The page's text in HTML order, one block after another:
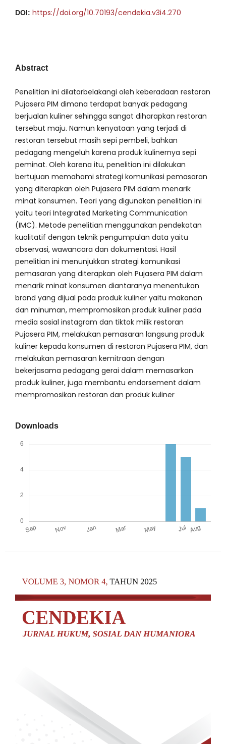
DOI: https://doi.org/10.70193/cendekia.v3i4.270
Abstract
Penelitian ini dilatarbelakangi oleh keberadaan restoran
Pujasera PIM dimana terdapat banyak pedagang
berjualan kuliner sehingga sangat diharapkan restoran
tersebut maju. Namun kenyataan yang terjadi di
restoran tersebut masih sepi pembeli, bahkan
pedagang mengeluh karena produk kulinernya sepi
peminat. Oleh karena itu, penelitian ini dilakukan
bertujuan memahami strategi komunikasi pemasaran
yang diterapkan oleh Pujasera PIM dalam menarik
minat konsumen. Teori yang digunakan penelitian ini
yaitu teori Integrated Marketing Communication
(IMC). Metode penelitian menggunakan pendekatan
kualitatif dengan teknik pengumpulan data yaitu
observasi, wawancara dan dokumentasi. Hasil
penelitian ini menunjukkan strategi komunikasi
pemasaran yang diterapkan oleh Pujasera PIM dalam
menarik minat konsumen diantaranya menentukan
brand yang dijual pada produk kuliner yaitu makanan
dan minuman, mempromosikan produk kuliner pada
media sosial instagram dan tiktok milik restoran
Pujasera PIM, melakukan pemasaran langsung produk
kuliner kepada konsumen di restoran Pujasera PIM, dan
melakukan pemasaran kemitraan dengan
bekerjasama pedagang gerai dalam memasarkan
produk kuliner, juga membantu endorsement dalam
mempromosikan restoran dan produk kuliner
Downloads